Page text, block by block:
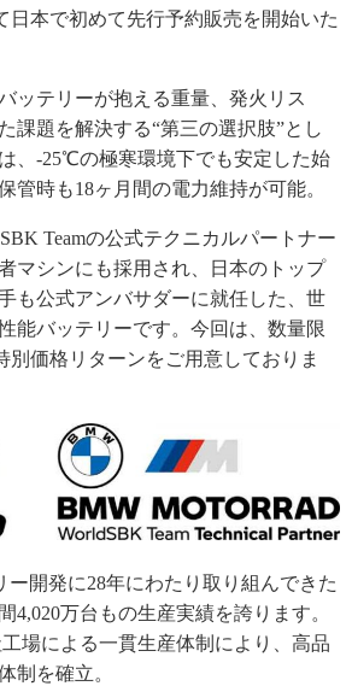
日本で初めて先行予約販売を開始いた
ッテリーが抱える重量、発火リス
課題を解決する“第三の選択肢”とし
、-25℃の極寒環境下でも安定した始
管時も18ヶ月間の電力維持が可能。
Teamの公式テクニカルパートナー
マシンにも採用され、日本のトップ
も公式アンバサダーに就任した、世
能バッテリーです。今回は、数量限
別価格リターンをご用意しておりま
ー開発に28年にわたり取り組んできた
4,020万台もの生産実績を誇ります。
場による一貫生産体制により、高品
制を確立。